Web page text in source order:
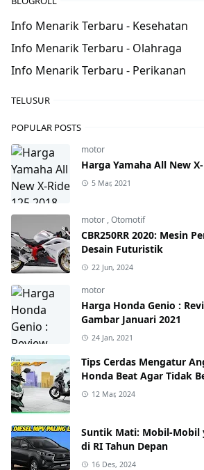
Info Menarik Terbaru - Kesehatan
Info Menarik Terbaru - Olahraga
Info Menarik Terbaru - Perikanan
TELUSUR
POPULAR POSTS
motor
Harga Yamaha All New
5 Mar, 2021
motor ,Otomotif
CBR250RR 2020: Mesin
Desain Futuristik
22 Jun, 2024
motor
Harga Honda Genio :
Gambar Januari 2021
24 Jan, 2021
Tips Cerdas Mengatur
Honda Beat Agar Tidak
12 Mar, 2024
Suntik Mati: Mobil-Mobil
di RI Tahun Depan
16 Des, 2024